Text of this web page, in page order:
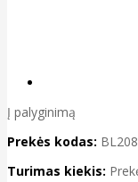
Į palyginimą
Prekės kodas: BL208
Turimas kiekis: